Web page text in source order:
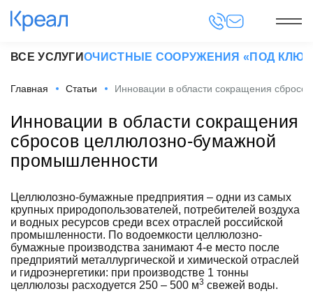
ВСЕ УСЛУГИОЧИСТНЫЕ СООРУЖЕНИЯ «ПОД
Главная Статьи Инновации в области сокращения
Инновации в области сокращения
сбросов целлюлозно-бумажной
промышленности
Целлюлозно-бумажные предприятия – одни из самых
крупных природопользователей, потребителей воздуха
и водных ресурсов среди всех отраслей российской
промышленности. По водоемкости целлюлозно-
бумажные производства занимают 4-е место после
предприятий металлургической и химической отраслей
и гидроэнергетики: при производстве 1 тонны
целлюлозы расходуется 250 – 500 м3 свежей воды.